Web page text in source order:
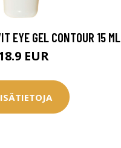
EYE GEL CONTOUR 15 ML
EUR